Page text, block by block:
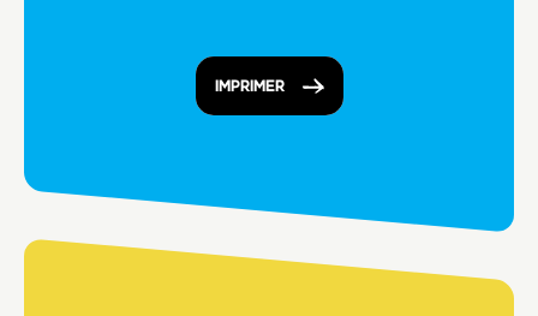
IMPRIMER